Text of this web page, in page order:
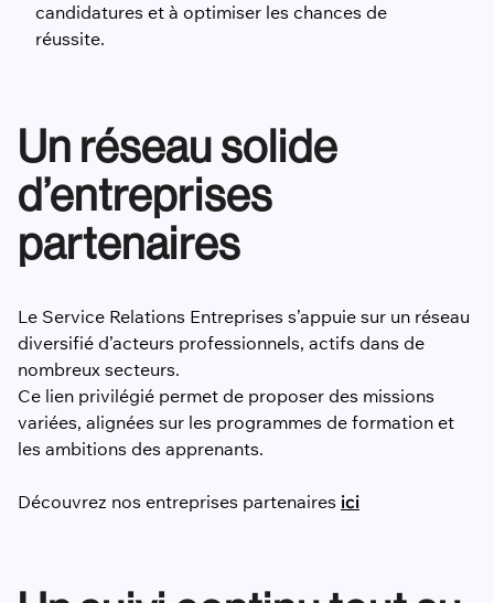
candidatures et à optimiser les chances de
réussite.
Un réseau solide
d’entreprises
partenaires
Le Service Relations Entreprises s’appuie sur un réseau
diversifié d’acteurs professionnels, actifs dans de
nombreux secteurs.
Ce lien privilégié permet de proposer des missions
variées, alignées sur les programmes de formation et
les ambitions des apprenants.
Découvrez nos entreprises partenaires ici